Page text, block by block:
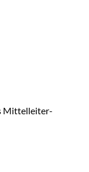
Mittelleiter-